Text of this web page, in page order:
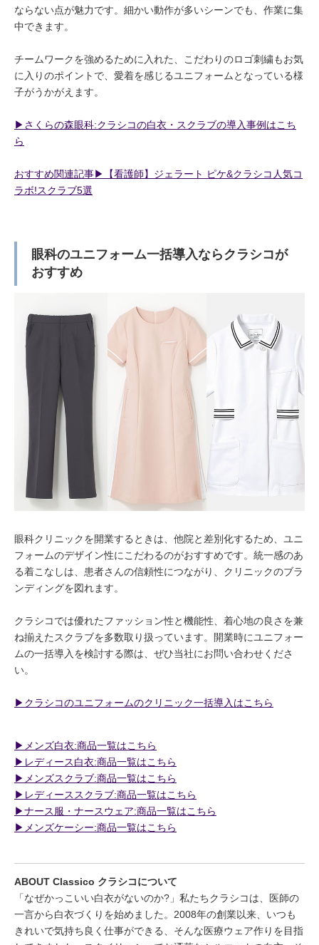
ならない点が魅力です。細かい動作が多いシーンでも、作業に集
中できます。
チームワークを強めるために入れた、こだわりのロゴ刺繍もお気
に入りのポイントで、愛着を感じるユニフォームとなっている様
子がうかがえます。
▶︎さくらの森眼科:クラシコの白衣・スクラブの導入事例はこち
ら
おすすめ関連記事▶︎【看護師】ジェラート ピケ&クラシコ人気コ
ラボ!スクラブ5選
眼科のユニフォーム一括導入ならクラシコが
おすすめ
眼科クリニックを開業するときは、他院と差別化するため、ユニ
フォームのデザイン性にこだわるのがおすすめです。統一感のあ
る着こなしは、患者さんの信頼性につながり、クリニックのブラ
ンディングを図れます。
クラシコでは優れたファッション性と機能性、着心地の良さを兼
ね揃えたスクラブを多数取り扱っています。開業時にユニフォー
ムの一括導入を検討する際は、ぜひ当社にお問い合わせくださ
い。
▶︎クラシコのユニフォームのクリニック一括導入はこちら
▶︎メンズ白衣:商品一覧はこちら
▶︎レディース白衣:商品一覧はこちら
▶︎メンズスクラブ:商品一覧はこちら
▶︎レディーススクラブ:商品一覧はこちら
▶︎ナース服・ナースウェア:商品一覧はこちら
▶︎メンズケーシー:商品一覧はこちら
ABOUT Classico クラシコについて
「なぜかっこいい白衣がないのか?」私たちクラシコは、医師の
一言から白衣づくりを始めました。2008年の創業以来、いつも
きれいで気持ち良く仕事ができる、そんな医療ウェア作りを目指